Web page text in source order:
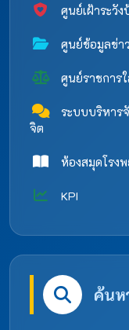
ศูนย์เฝ้าระวั
ศูนย์ข้อมูลข่า
ศูนย์ราชการ
ระบบบริหาร
จิต
ห้องสมุดโรง
KPI
ค้นห